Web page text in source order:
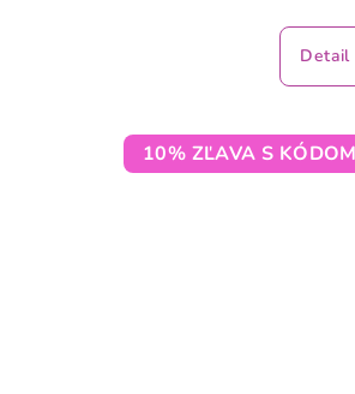
je
z
5
Detail
10% ZĽAVA S